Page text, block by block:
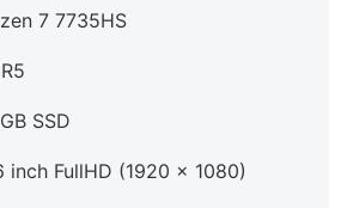
7 7735HS
SSD
inch FullHD (1920 x 1080)